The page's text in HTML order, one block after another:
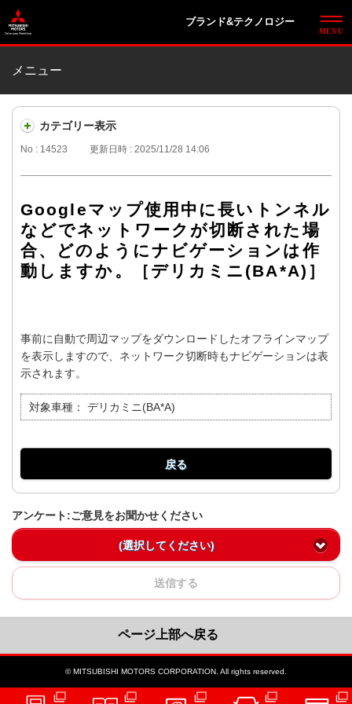
ブランド&テクノロジー
メニュー
カテゴリー表示
No : 14523 更新日時 : 2025/11/28 14:06
Googleマップ使用中に長いトンネル
などでネットワークが切断された場
合、どのようにナビゲーションは作
動しますか。［デリカミニ(BA*A)］
事前に自動で周辺マップをダウンロードしたオフラインマップ
を表示しますので、ネットワーク切断時もナビゲーションは表
示されます。
対象車種： デリカミニ(BA*A)
戻る
アンケート:ご意見をお聞かせください
(選択してください)
送信する
ページ上部へ戻る
© MITSUBISHI MOTORS CORPORATION. All rights reserved.